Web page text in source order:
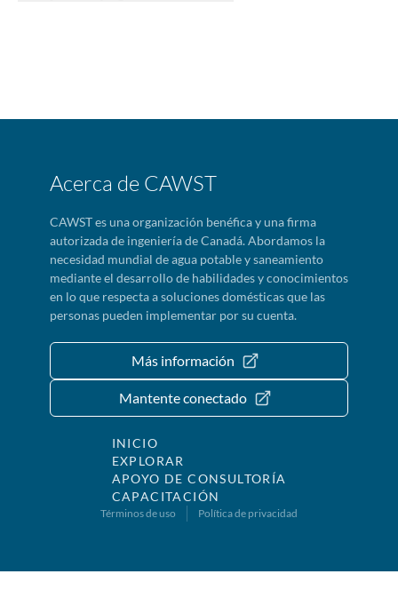
Acerca de CAWST
CAWST es una organización benéfica y una firma
autorizada de ingeniería de Canadá. Abordamos la
necesidad mundial de agua potable y saneamiento
mediante el desarrollo de habilidades y conocimientos
en lo que respecta a soluciones domésticas que las
personas pueden implementar por su cuenta.
Más información
Mantente conectado
INICIO
EXPLORAR
APOYO DE CONSULTORÍA
CAPACITACIÓN
Términos de uso Política de privacidad